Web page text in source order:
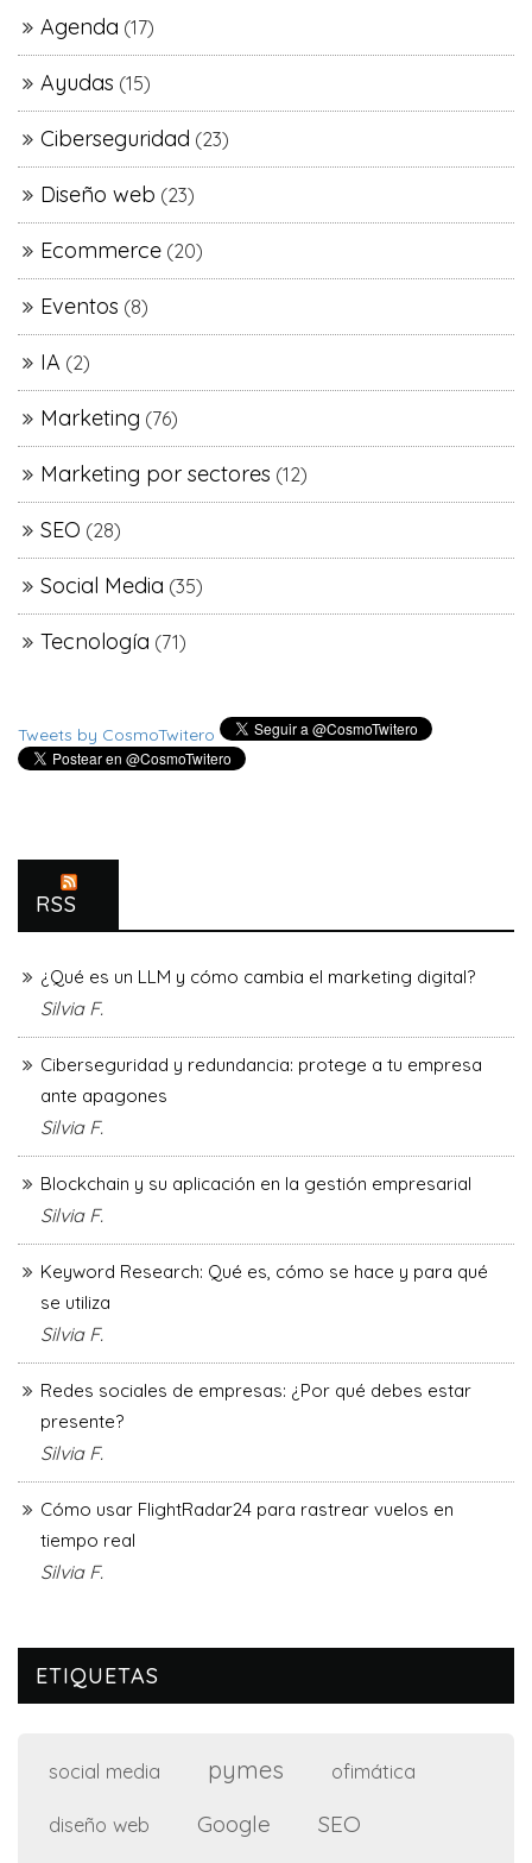
Agenda (17)
Ayudas (15)
Ciberseguridad (23)
Diseño web (23)
Ecommerce (20)
Eventos (8)
IA (2)
Marketing (76)
Marketing por sectores (12)
SEO (28)
Social Media (35)
Tecnología (71)
Tweets by CosmoTwitero
RSS
¿Qué es un LLM y cómo cambia el marketing digital?
Silvia F.
Ciberseguridad y redundancia: protege a tu empresa
ante apagones
Silvia F.
Blockchain y su aplicación en la gestión empresarial
Silvia F.
Keyword Research: Qué es, cómo se hace y para qué
se utiliza
Silvia F.
Redes sociales de empresas: ¿Por qué debes estar
presente?
Silvia F.
Cómo usar FlightRadar24 para rastrear vuelos en
tiempo real
Silvia F.
ETIQUETAS
social media pymes ofimática
diseño web Google SEO